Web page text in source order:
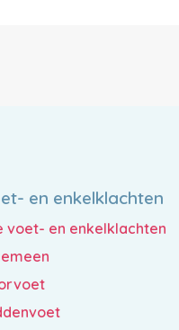
en enkelklachten
voet- en enkelklachten